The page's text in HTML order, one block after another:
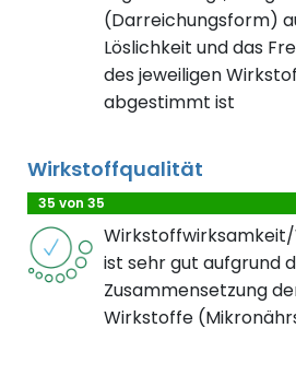
(Darreichungsform)
Löslichkeit und das
des jeweiligen
abgestimmt ist
Wirkstoffqualität
35 von 35
ist sehr gut aufgrund
Zusammensetzung
Wirkstoffe